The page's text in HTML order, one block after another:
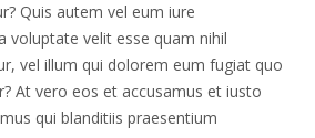
Quis autem vel eum iure
voluptate velit esse quam nihil
vel illum qui dolorem eum fugiat quo
At vero eos et accusamus et iusto
qui blanditiis praesentium